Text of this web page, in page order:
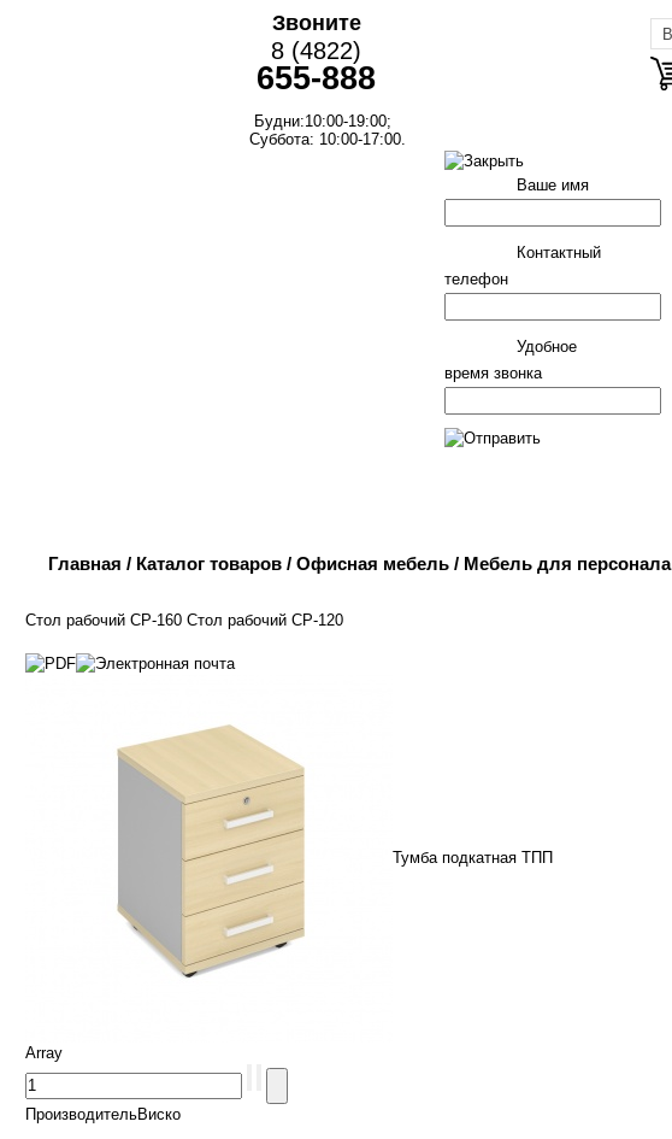
Звоните
8 (4822)
655-888
Будни:10:00-19:00;
Суббота: 10:00-17:00.
Ваше имя
Контактный
телефон
Удобное
время звонка
Главная / Каталог товаров / Офисная мебель / Мебель для персонала
Стол рабочий СР-160Стол рабочий СР-120
Тумба подкатная ТПП
Array
ПроизводительВиско